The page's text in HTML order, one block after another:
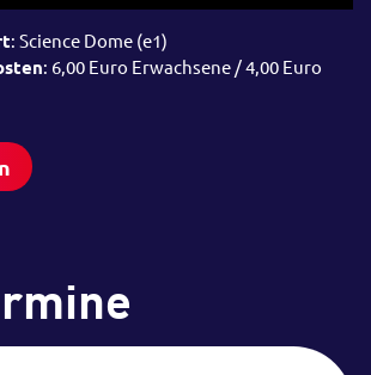
: Science Dome (e1)
: 6,00 Euro Erwachsene / 4,00 Euro